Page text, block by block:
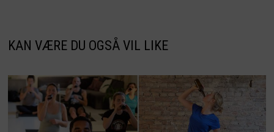
KAN VÆRE DU OGSÅ VIL LIKE